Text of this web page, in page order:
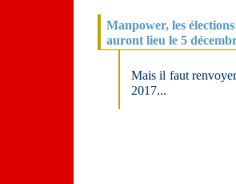
Manpower, les élections
auront lieu le 5
Mais il faut
2017...